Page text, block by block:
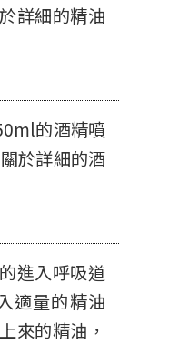
詳細的精油
的酒精噴
於詳細的酒
進入呼吸道
適量的精油
來的精油，